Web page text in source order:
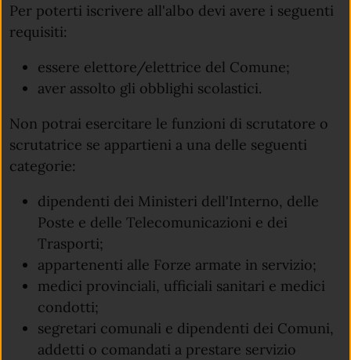
Per poterti iscrivere all'albo devi avere i seguenti
requisiti:
essere elettore/elettrice del Comune;
aver assolto gli obblighi scolastici.
Non potrai esercitare le funzioni di scrutatore o
scrutatrice se appartieni a una delle seguenti
categorie:
dipendenti dei Ministeri dell'Interno, delle
Poste e delle Telecomunicazioni e dei
Trasporti;
appartenenti alle Forze armate in servizio;
medici provinciali, ufficiali sanitari e medici
condotti;
segretari comunali e dipendenti dei Comuni,
addetti o comandati a prestare servizio